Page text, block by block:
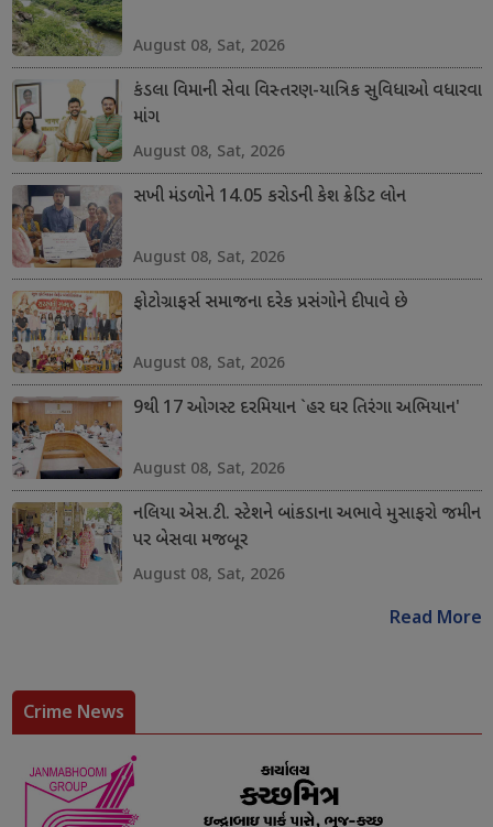
August 08, Sat, 2026
કંડલા વિમાની સેવા વિસ્તરણ-યાત્રિક સુવિધાઓ વધારવા
માંગ
August 08, Sat, 2026
સખી મંડળોને 14.05 કરોડની કેશ ક્રેડિટ લોન
August 08, Sat, 2026
ફોટોગ્રાફર્સ સમાજના દરેક પ્રસંગોને દીપાવે છે
August 08, Sat, 2026
9થી 17 ઓગસ્ટ દરમિયાન `હર ઘર તિરંગા અભિયાન'
August 08, Sat, 2026
નલિયા એસ.ટી. સ્ટેશને બાંકડાના અભાવે મુસાફરો જમીન
પર બેસવા મજબૂર
August 08, Sat, 2026
Read More
Crime News